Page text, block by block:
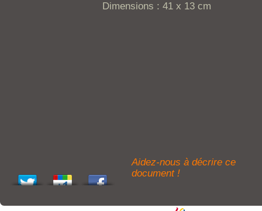
Dimensions : 41 x 13 cm
Aidez-nous à décrire ce
document !